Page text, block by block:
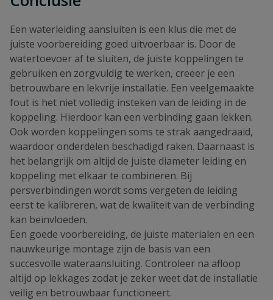
Een waterleiding aansluiten is een klus die met de
juiste voorbereiding goed uitvoerbaar is. Door de
watertoevoer af te sluiten, de juiste koppelingen te
gebruiken en zorgvuldig te werken, creëer je een
betrouwbare en lekvrije installatie. Een veelgemaakte
fout is het niet volledig insteken van de leiding in de
koppeling. Hierdoor kan een verbinding gaan lekken.
Ook worden koppelingen soms te strak aangedraaid,
waardoor onderdelen beschadigd raken. Daarnaast is
het belangrijk om altijd de juiste diameter leiding en
koppeling met elkaar te combineren. Bij
persverbindingen wordt soms vergeten de leiding
eerst te kalibreren, wat de kwaliteit van de verbinding
kan beïnvloeden.
Een goede voorbereiding, de juiste materialen en een
nauwkeurige montage zijn de basis van een
succesvolle wateraansluiting. Controleer na afloop
altijd op lekkages zodat je zeker weet dat de installatie
veilig en betrouwbaar functioneert.